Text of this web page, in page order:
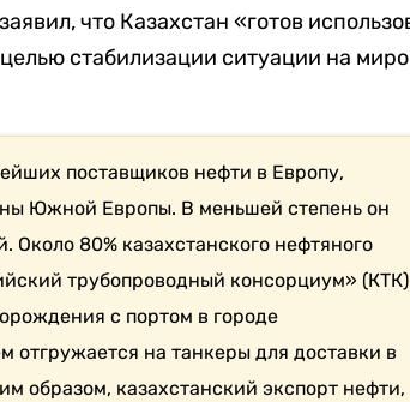
что Казахстан «готов
стабилизации ситуации на
поставщиков нефти в Европу,
Южной Европы. В меньшей степень он
Около 80% казахстанского нефтяного
трубопроводный консорциум»
с портом в городе
отгружается на танкеры для доставки в
казахстанский экспорт нефти,